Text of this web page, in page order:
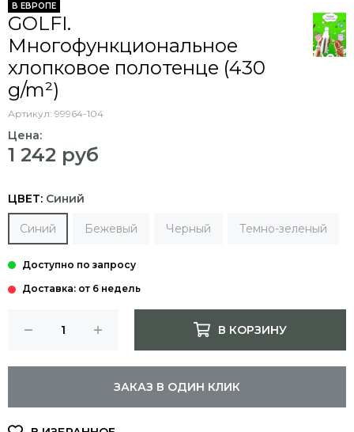
В ЕВРОПЕ
GOLFI.
Многофункциональное
хлопковое полотенце (430
g/m²)
Артикул: 99964-104
Цена:
1 242 руб
ЦВЕТ: Синий
Синий Бежевый Черный Темно-зеленый
Доставка: от 6 недель
В КОРЗИНУ
ЗАКАЗ В ОДИН КЛИК